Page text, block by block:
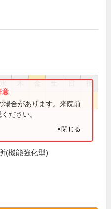
祝
● ● ●
場合があります。来院前
ださい。
×閉じる
(機能強化型)